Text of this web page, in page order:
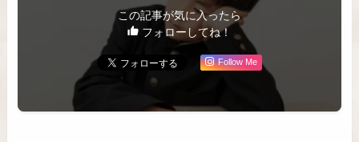
この記事が気に入ったら
フォローしてね！
Follow Me